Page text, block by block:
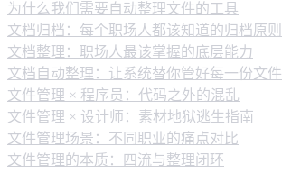
为什么我们需要自动整理文件的工具
文档归档：每个职场人都该知道的归档原则
文档整理：职场人最该掌握的底层能力
文档自动整理：让系统替你管好每一份文件
文件管理 × 程序员：代码之外的混乱
文件管理 × 设计师：素材地狱逃生指南
文件管理场景：不同职业的痛点对比
文件管理的本质：四流与整理闭环